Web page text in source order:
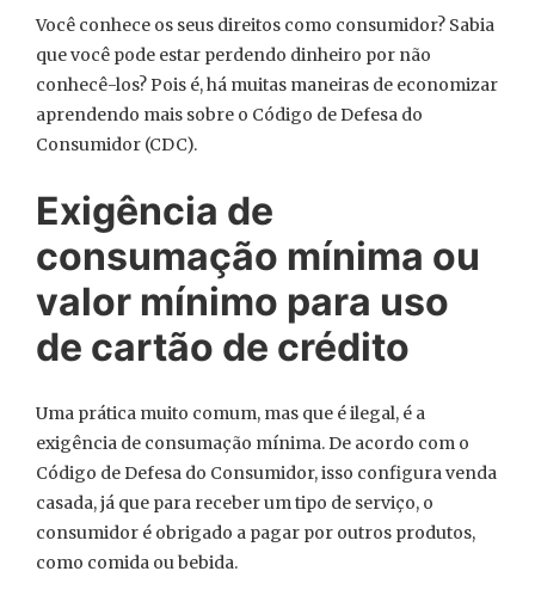
Você conhece os seus direitos como consumidor? Sabia
que você pode estar perdendo dinheiro por não
conhecê-los? Pois é, há muitas maneiras de economizar
aprendendo mais sobre o Código de Defesa do
Consumidor (CDC).
Exigência de
consumação mínima ou
valor mínimo para uso
de cartão de crédito
Uma prática muito comum, mas que é ilegal, é a
exigência de consumação mínima. De acordo com o
Código de Defesa do Consumidor, isso configura venda
casada, já que para receber um tipo de serviço, o
consumidor é obrigado a pagar por outros produtos,
como comida ou bebida.